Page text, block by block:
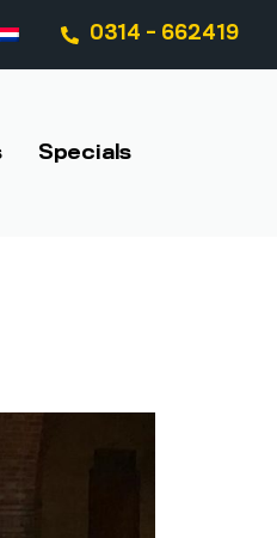
0314 - 662419
Specials